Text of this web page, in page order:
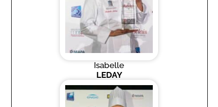
Isabelle
LEDAY